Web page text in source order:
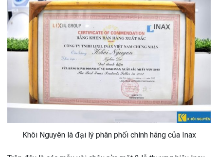
Khôi Nguyên là đại lý phân phối chính hãng của Inax